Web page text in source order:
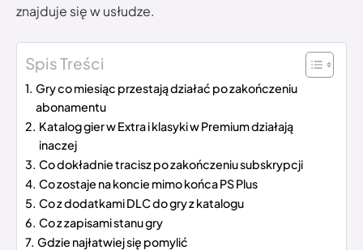
znajduje się w usłudze.
Spis Treści
Gry co miesiąc przestają działać po zakończeniu
abonamentu
Katalog gier w Extra i klasyki w Premium działają
inaczej
Co dokładnie tracisz po zakończeniu subskrypcji
Co zostaje na koncie mimo końca PS Plus
Co z dodatkami DLC do gry z katalogu
Co z zapisami stanu gry
Gdzie najłatwiej się pomylić